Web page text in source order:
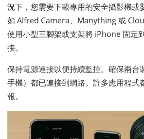
況下，您需要下載專用的安全攝影機或
如 Alfred Camera、Manything 或
使用小型三腳架或支架將 iPhone 固定
接。
保持電源連接以便持續監控。確保兩台
手機）都已連接到網路。許多應用程式
報。